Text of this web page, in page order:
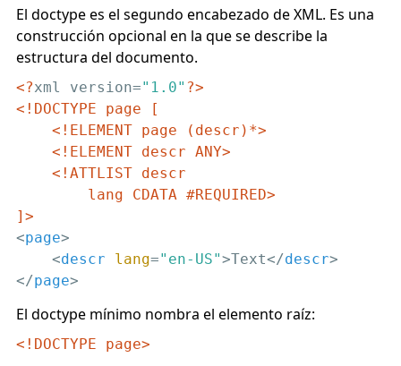
El doctype es el segundo encabezado de XML. Es una
construcción opcional en la que se describe la
estructura del documento.
<?xml version="1.0" ?>
<!DOCTYPE page [
<!ELEMENT page (descr)*>
<!ELEMENT descr ANY>
<!ATTLIST descr
lang CDATA #REQUIRED>
]>
<page>
<descr lang="en-US">Text</descr>
</page>
El doctype mínimo nombra el elemento raíz:
<!DOCTYPE page>